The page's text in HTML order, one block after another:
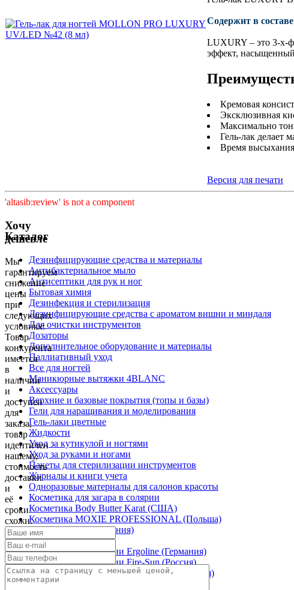
Cодержит в составе
LUXURY – это 3-х-
эффект,
Кремовая
Эксклюзивная
Максимально
Гель-лак делает
Время
Версия для печати
'altasib:review' is not a component
Хочу
дешевле
Мы
гарантируем
снижение
цены
при
следующих
условиях:
Товар
конкурента
имеется
в
наличии
и
доступен
для
заказа,
товар
идентичен
нашему,
стоимость
доставки
и
её
сроки
схожи.
Каталог
Дезинфицирующие средства и материалы
Антибактериальное мыло
Антисептики для рук и ног
Бытовая химия
Дезинфекция и стерилизация
Дезинфицирующие средства с ароматом вишни и миндаля
Для очистки инструментов
Дозаторы
Дополнительное оборудование и материалы
Паллиативный уход
Все для ногтей
Маникюрные вытяжки 4BLANC
Аксессуары
Верхние и базовые покрытия (топы и базы)
Гели для наращивания и моделирования
Гель-лаки цветные
Жидкости
Уход за кутикулой и ногтями
Уход за руками и ногами
Пакеты для стерилизации инструментов
Журналы и книги учета
Одноразовые материалы для салонов красоты
Косметика для загара в солярии
Косметика Body Butter Karat (США)
Косметика MOXIE PROFESSIONAL (Польша)
Косметика С2 (Германия)
Солярии
Вертикальные солярии Ergoline (Германия)
Вертикальные солярии Fire-Sun (Россия)
Горизонтальные солярии Ergoline (Германия)
Лампы для солярия